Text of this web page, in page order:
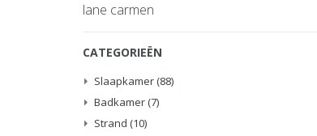
lane carmen
CATEGORIEËN
Slaapkamer (88)
Badkamer (7)
Strand (10)